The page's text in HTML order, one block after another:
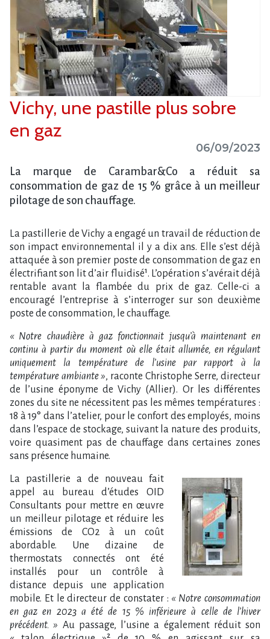
Vichy, une pastille plus sobre
en gaz
06/09/2023
La marque de Carambar&Co a réduit sa
consommation de gaz de 15 % grâce à un meilleur
pilotage de son chauffage.
La pastillerie de Vichy a engagé un travail de réduction de
son impact environnemental il y a dix ans. Elle s’est déjà
attaquée à son premier poste de consommation de gaz en
électrifiant son lit d’air fluidisé¹. L’opération s’avérait déjà
rentable avant la flambée du prix de gaz. Celle-ci a
encouragé l’entreprise à s’interroger sur son deuxième
poste de consommation, le chauffage.
« Notre chaudière à gaz fonctionnait jusqu’à maintenant en
continu à partir du moment où elle était allumée, en régulant
uniquement la température de l’usine par rapport à la
température ambiante », raconte Christophe Serre, directeur
de l’usine éponyme de Vichy (Allier). Or les différentes
zones du site ne nécessitent pas les mêmes températures :
18 à 19° dans l’atelier, pour le confort des employés, moins
dans l’espace de stockage, suivant la nature des produits,
voire quasiment pas de chauffage dans certaines zones
sans présence humaine.
La pastillerie a de nouveau fait
appel au bureau d’études OID
Consultants pour mettre en œuvre
un meilleur pilotage et réduire les
émissions de CO2 à un coût
abordable. Une dizaine de
thermostats connectés ont été
installés pour un contrôle à
distance depuis une application
mobile. Et le directeur de constater : « Notre consommation
en gaz en 2023 a été de 15 % inférieure à celle de l’hiver
précédent. » Au passage, l’usine a également réduit son